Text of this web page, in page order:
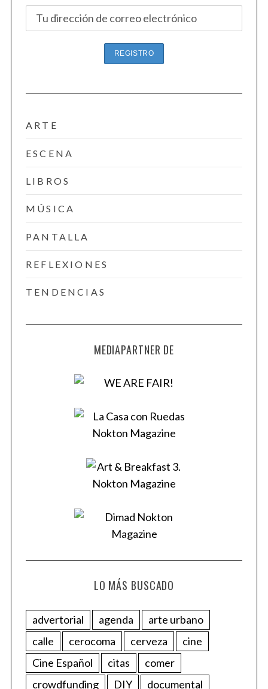
ARTE
ESCENA
LIBROS
MÚSICA
PANTALLA
REFLEXIONES
TENDENCIAS
MEDIAPARTNER DE
LO MÁS BUSCADO
advertorial agenda
arte urbano
calle
cerocoma cerveza
cine
Cine Español
citas
comer
crowdfunding
DIY
documental